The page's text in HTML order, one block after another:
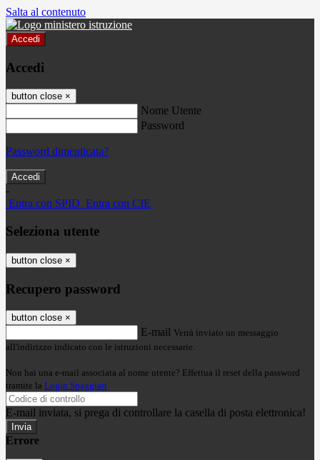
Salta al contenuto
Accedi
Accedi
button close ×
Nome Utente
Password
Password dimenticata?
-
Entra con SPID Entra con CIE
Seleziona utente
button close ×
Recupero password
button close ×
E-mail Verrà inviato un messaggio
all'indirizzo indicato con le istruzioni necessarie.
Non hai una e-mail associata al nome utente? Effettua il reset della password
tramite la Login Spaggiari
E-mail inviata, si prega di controllare la casella di posta elettronica!
Errore